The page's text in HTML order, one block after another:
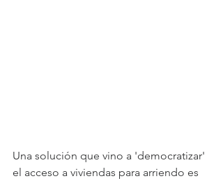
Una solución que vino a 'democratizar'
el acceso a viviendas para arriendo es